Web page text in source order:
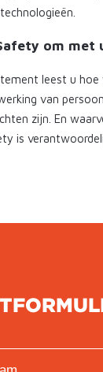
om met
leest u
van
zijn. En
is